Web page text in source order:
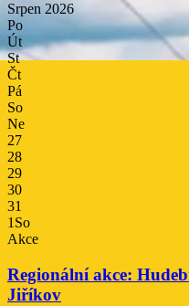
Srpen 2026
Po
Út
St
Čt
Pá
So
Ne
27
28
29
30
31
1So
Akce
Regionální akce:
Jiříkov